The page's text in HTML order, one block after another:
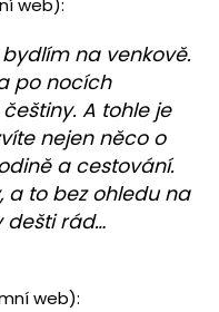
web):
na venkově.
po nocích
A tohle je
nejen něco o
a cestování.
a to bez ohledu na
dešti rád…
web):